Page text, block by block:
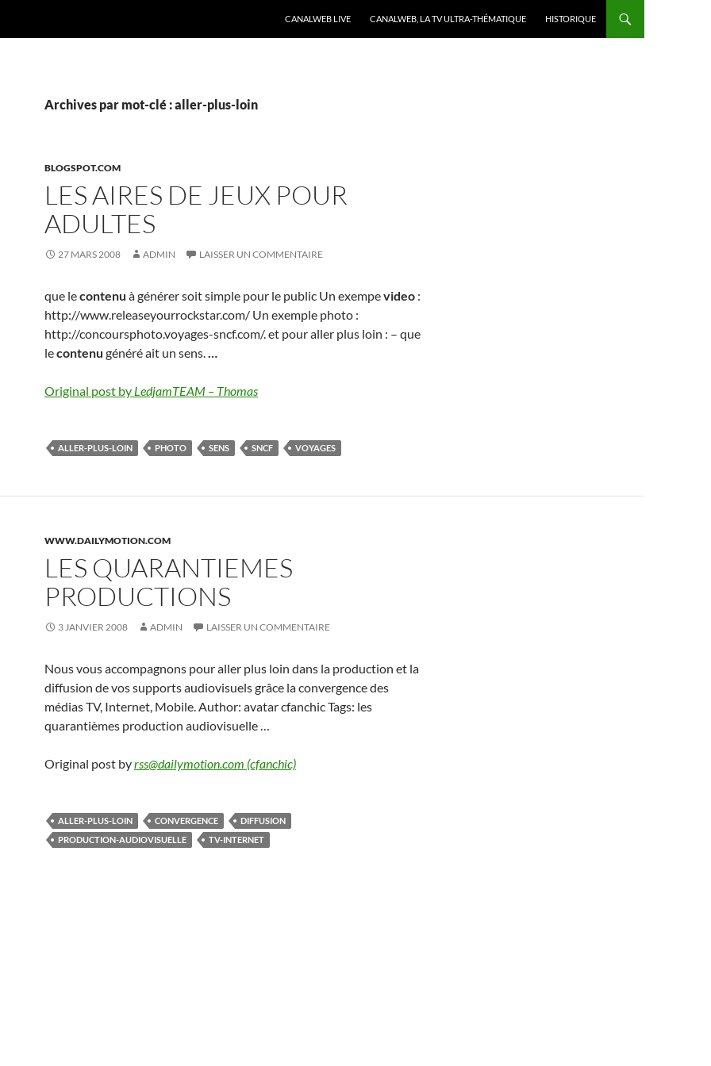
CANALWEB LIVE CANALWEB, LA TV ULTRA-THÉMATIQUE HISTORIQUE
Archives par mot-clé : aller-plus-loin
BLOGSPOT.COM
LES AIRES DE JEUX POUR
ADULTES
27 MARS 2008 ADMIN LAISSER UN COMMENTAIRE
que lecontenu à générer soit simple pour le public Un exempevideo :
http://www.releaseyourrockstar.com/ Un exemple photo :
http://concoursphoto.voyages-sncf.com/. et pour aller plus loin : – que
lecontenu généré ait un sens.…
Original post by LedjamTEAM – Thomas
ALLER-PLUS-LOIN PHOTO SENS SNCF VOYAGES
WWW.DAILYMOTION.COM
LES QUARANTIEMES
PRODUCTIONS
3 JANVIER 2008 ADMIN LAISSER UN COMMENTAIRE
Nous vous accompagnons pour aller plus loin dans la production et la
diffusion de vos supports audiovisuels grâce la convergence des
médias TV, Internet, Mobile. Author: avatar cfanchic Tags: les
quarantièmes production audiovisuelle …
Original post byrss@dailymotion.com (cfanchic)
ALLER-PLUS-LOIN CONVERGENCE
DIFFUSION
PRODUCTION-AUDIOVISUELLE
TV-INTERNET